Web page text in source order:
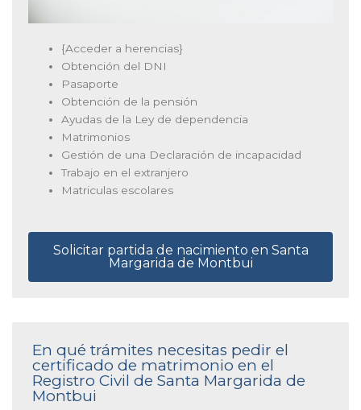
{Acceder a herencias}
Obtención del DNI
Pasaporte
Obtención de la pensión
Ayudas de la Ley de dependencia
Matrimonios
Gestión de una Declaración de incapacidad
Trabajo en el extranjero
Matriculas escolares
Solicitar partida de nacimiento en Santa
Margarida de Montbui
En qué trámites necesitas pedir el
certificado de matrimonio en el
Registro Civil de Santa Margarida de
Montbui